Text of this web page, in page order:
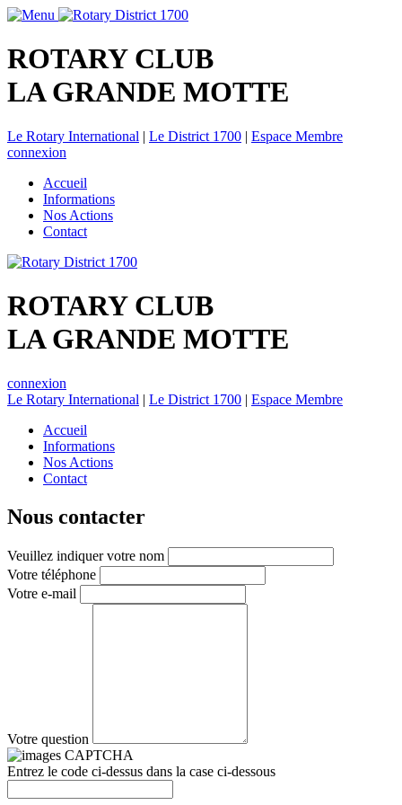
ROTARY CLUB
LA GRANDE MOTTE
Le Rotary International | Le District 1700 | Espace Membre
connexion
Accueil
Informations
Nos Actions
Contact
ROTARY CLUB
LA GRANDE MOTTE
connexion
Le Rotary International | Le District 1700 | Espace Membre
Accueil
Informations
Nos Actions
Contact
Nous contacter
Veuillez indiquer votre nom
Votre téléphone
Votre e-mail
Votre question
Entrez le code ci-dessus dans la case ci-dessous